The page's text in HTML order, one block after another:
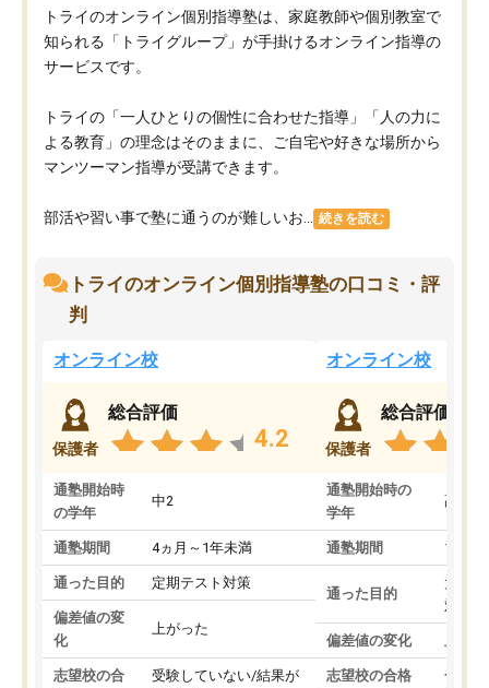
トライのオンライン個別指導塾は、家庭教師や個別教室で
知られる「トライグループ」が手掛けるオンライン指導の
サービスです。
トライの「一人ひとりの個性に合わせた指導」「人の力に
よる教育」の理念はそのままに、ご自宅や好きな場所から
マンツーマン指導が受講できます。
部活や習い事で塾に通うのが難しいお... 続きを読む
トライのオンライン個別指導塾の口コミ・評
判
オンライン校
保護者
総合評価
4.2
通塾開始時
の学年
中2
通塾期間 4ヵ月～1年未満
通った目的 定期テスト対策
偏差値の変
化
上がった
志望校の合
受験していない/結果が
オンライン校
保護者
総合評価
通塾開始時の
学年
高3
通塾期間 1～3
通った目的
大学
対策
偏差値の変化
志望校の合格 合格